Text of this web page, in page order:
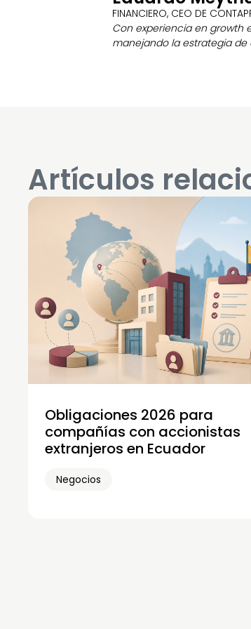
FINANCIERO, CEO DE
Con experiencia en growth
manejando la estrategia de
Artículos
Obligaciones 2026 para
compañías con accionistas
extranjeros en Ecuador
Negocios